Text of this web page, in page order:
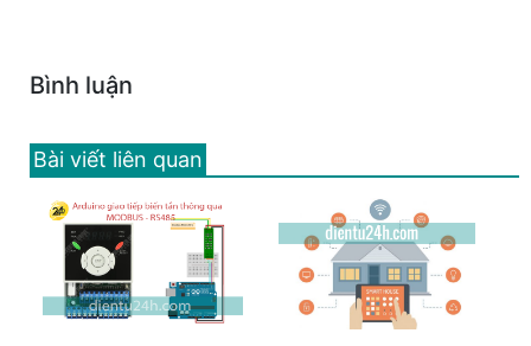
Bình luận
Bài viết liên quan